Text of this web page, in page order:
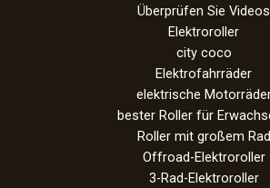
Überprüfen Sie Videos
Elektroroller
city coco
Elektrofahrräder
elektrische
bester Roller für
Roller mit großem Rad
Offroad-Elektroroller
3-Rad-Elektroroller